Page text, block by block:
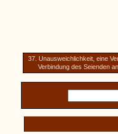
37. Unausweichlichkeit, eine
Verbindung des Seienden